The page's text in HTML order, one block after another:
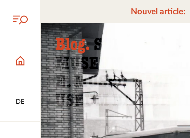
DE
Nouvel article: